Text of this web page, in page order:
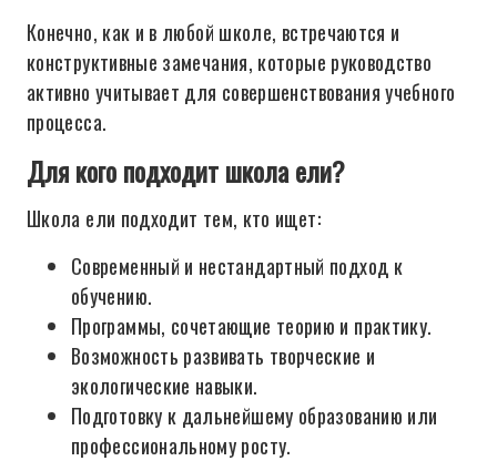
Конечно, как и в любой школе, встречаются и
конструктивные замечания, которые руководство
активно учитывает для совершенствования учебного
процесса.
Для кого подходит школа ели?
Школа ели подходит тем, кто ищет:
Современный и нестандартный подход к
обучению.
Программы, сочетающие теорию и практику.
Возможность развивать творческие и
экологические навыки.
Подготовку к дальнейшему образованию или
профессиональному росту.